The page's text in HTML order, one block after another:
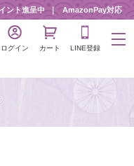
ント進呈中 AmazonPay対応
ログイン カート LINE登録